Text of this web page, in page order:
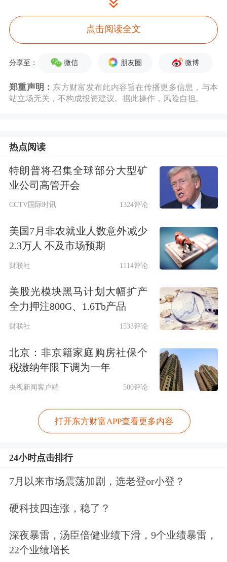
全体投资者调研。接待人员包括董事
长、总经理 郭元强,独立董事 孔祥勇,董
事会秘书 刘玉伦,财务总监 邱秀梅。
公司就以下问题进行了回复：公司于
(https://www.ir-online.cn/)以网络互动、
文字问答的形式举办了公司2025年度业
绩说明会,投资者关注的主要问题和公
司回复如下:1、想问一下公司去年研发
投入主要在哪些项目?今年是否会继续
加...
点击查看PDF原文
免责声明：本文基于AI生产，仅供参
考，不构成任何投资建议，据此操作风
险自担。东方财富发布此内容旨在传播
更多信息，与本平台立场无关。东方财
错漏请以中国证监会指定上市公司信息
全部或部分内容而引致的盈亏承担任何
责任。用户个人对服务的使用承担风
险，东方财富对此不作任何类型的担
要炒股，先开户。立即开户上车>>
点击阅读全文
分享至： 微信 朋友圈 微博
郑重声明： 东方财富发布此内容旨在传播更多信息，与本
站立场无关，不构成投资建议。据此操作，风险自担。
热点阅读
特朗普将召集全球部分大型矿
业公司高管开会
CCTV国际时讯 1324评论
美国7月非农就业人数意外减少
2.3万人 不及市场预期
财联社 1114评论
美股光模块黑马计划大幅扩产
全力押注800G、1.6Tb产品
财联社 1533评论
北京：非京籍家庭购房社保个
税缴纳年限下调为一年
央视新闻客户端 500评论
打开东方财富APP查看更多内容
24小时点击排行
7月以来市场震荡加剧，选老登or小登？
硬科技四连涨，稳了？
深夜暴雷，汤臣倍健业绩下滑，9个业绩暴雷，
22个业绩增长